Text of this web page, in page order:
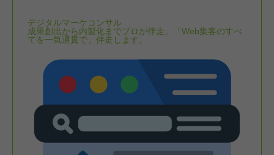
デジタルマーケコンサル
成果創出から内製化までプロが伴走。「Web集客のすべ
てを一気通貫で」伴走します。